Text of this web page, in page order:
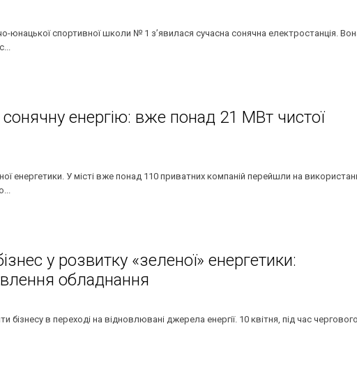
юнацької спортивної школи № 1 з’явилася сучасна сонячна електростанція.
енергію: вже понад 21 МВт чистої
енергетики. У місті вже понад 110 приватних компаній перейшли на
у розвитку «зеленої» енергетики:
обладнання
бізнесу в переході на відновлювані джерела енергії. 10 квітня, під час чергового